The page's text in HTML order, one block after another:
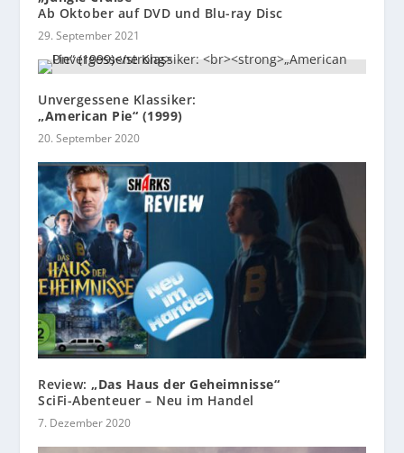
Ab Oktober auf DVD und Blu-ray Disc
29. September 2021
Unvergessene Klassiker:
„American Pie“ (1999)
20. September 2020
Review:„Das Haus der Geheimnisse“
SciFi-Abenteuer – Neu im Handel
7. Dezember 2020